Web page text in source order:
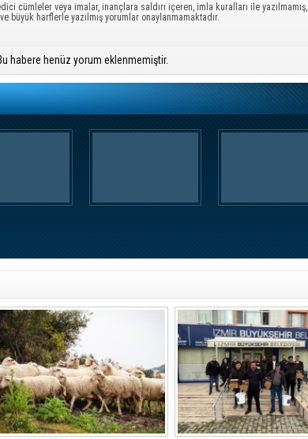
cümleler veya imalar, inançlara saldırı içeren, imla kuralları ile yazılmamış,
büyük harflerle yazılmış yorumlar onaylanmamaktadır.
habere henüz yorum eklenmemiştir.